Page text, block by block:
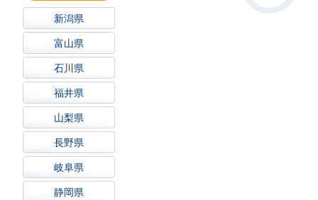
新潟県
富山県
石川県
福井県
山梨県
長野県
岐阜県
静岡県